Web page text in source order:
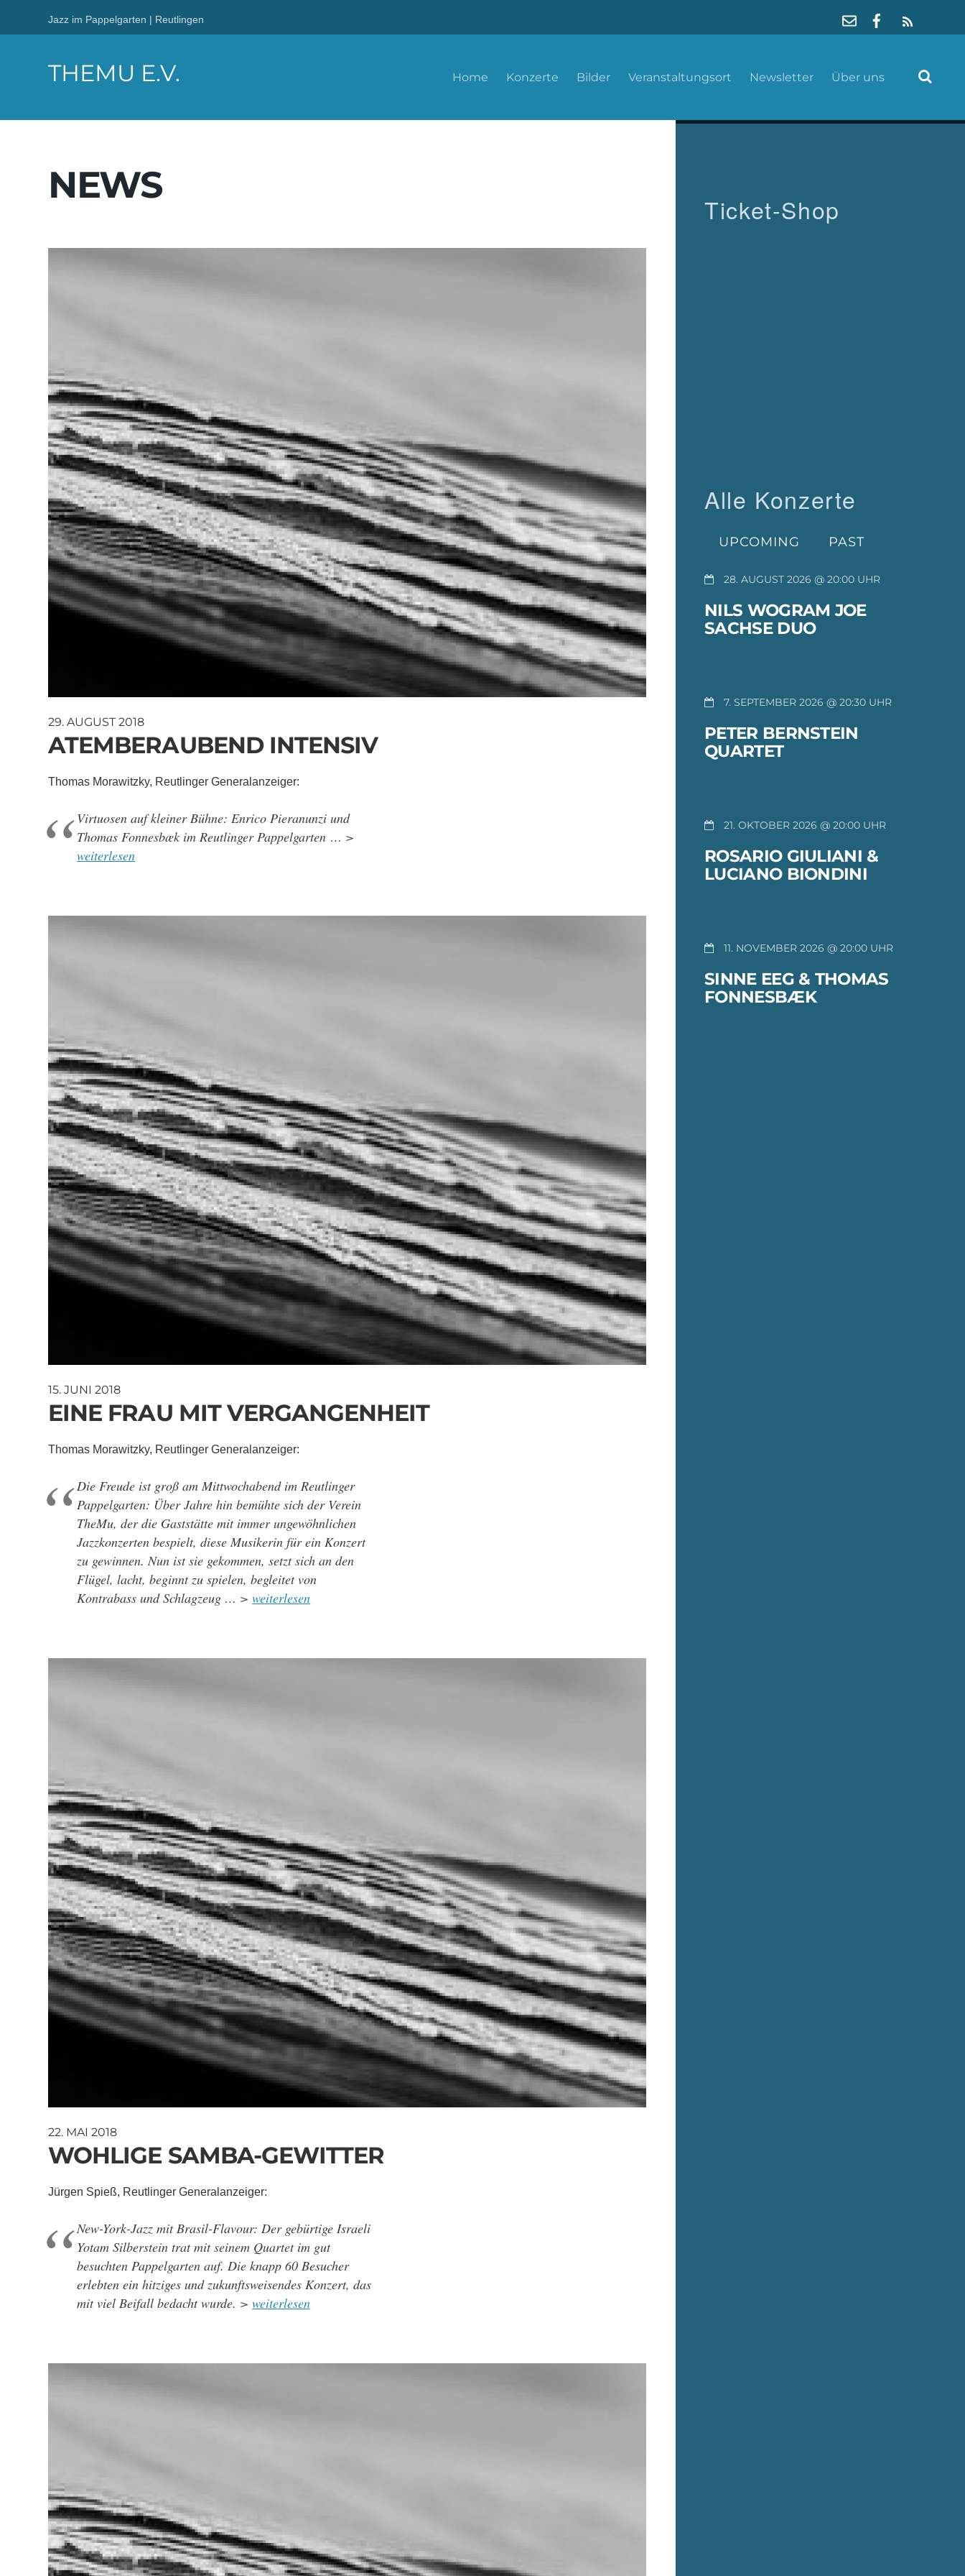
Jazz im Pappelgarten | Reutlingen
THEMU E.V. Home Konzerte Bilder Veranstaltungsort Newsletter Über uns
NEWS
29. AUGUST 2018
ATEMBERAUBEND INTENSIV
Thomas Morawitzky, Reutlinger Generalanzeiger:
Virtuosen auf kleiner Bühne: Enrico Pieranunzi und
Thomas Fonnesbæk im Reutlinger Pappelgarten … >
weiterlesen
15. JUNI 2018
EINE FRAU MIT VERGANGENHEIT
Thomas Morawitzky, Reutlinger Generalanzeiger:
Die Freude ist groß am Mittwochabend im Reutlinger
Pappelgarten: Über Jahre hin bemühte sich der Verein
TheMu, der die Gaststätte mit immer ungewöhnlichen
Jazzkonzerten bespielt, diese Musikerin für ein Konzert
zu gewinnen. Nun ist sie gekommen, setzt sich an den
Flügel, lacht, beginnt zu spielen, begleitet von
Kontrabass und Schlagzeug … >weiterlesen
22. MAI 2018
WOHLIGE SAMBA-GEWITTER
Jürgen Spieß, Reutlinger Generalanzeiger:
New-York-Jazz mit Brasil-Flavour: Der gebürtige Israeli
Yotam Silberstein trat mit seinem Quartet im gut
besuchten Pappelgarten auf. Die knapp 60 Besucher
erlebten ein hitziges und zukunftsweisendes Konzert, das
mit viel Beifall bedacht wurde. >weiterlesen
Ticket-Shop
Alle Konzerte
UPCOMING PAST
28. AUGUST 2026 @ 20:00
NILS WOGRAM JOE
SACHSE DUO
7. SEPTEMBER 2026 @ 20:30
PETER BERNSTEIN
QUARTET
21. OKTOBER 2026 @ 20:00
ROSARIO GIULIANI &
LUCIANO BIONDINI
11. NOVEMBER 2026 @ 20:00
SINNE EEG & THOMAS
FONNESBÆK